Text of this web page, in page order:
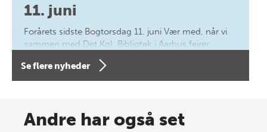
11. juni
Forårets sidste Bogtorsdag 11. juni Vær med, når vi
sammen med Det Kgl. Bibliotek i Aarhus fejrer
forfatterne bag vores nyes…
Spar op til 70% til sommer-
Se flere nyheder
Andre har også set